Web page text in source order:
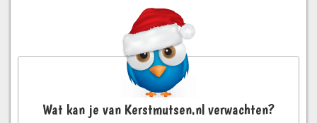
Wat kan je van Kerstmutsen.nl verwachten?